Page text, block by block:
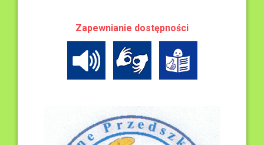
Zapewnianie dostępności